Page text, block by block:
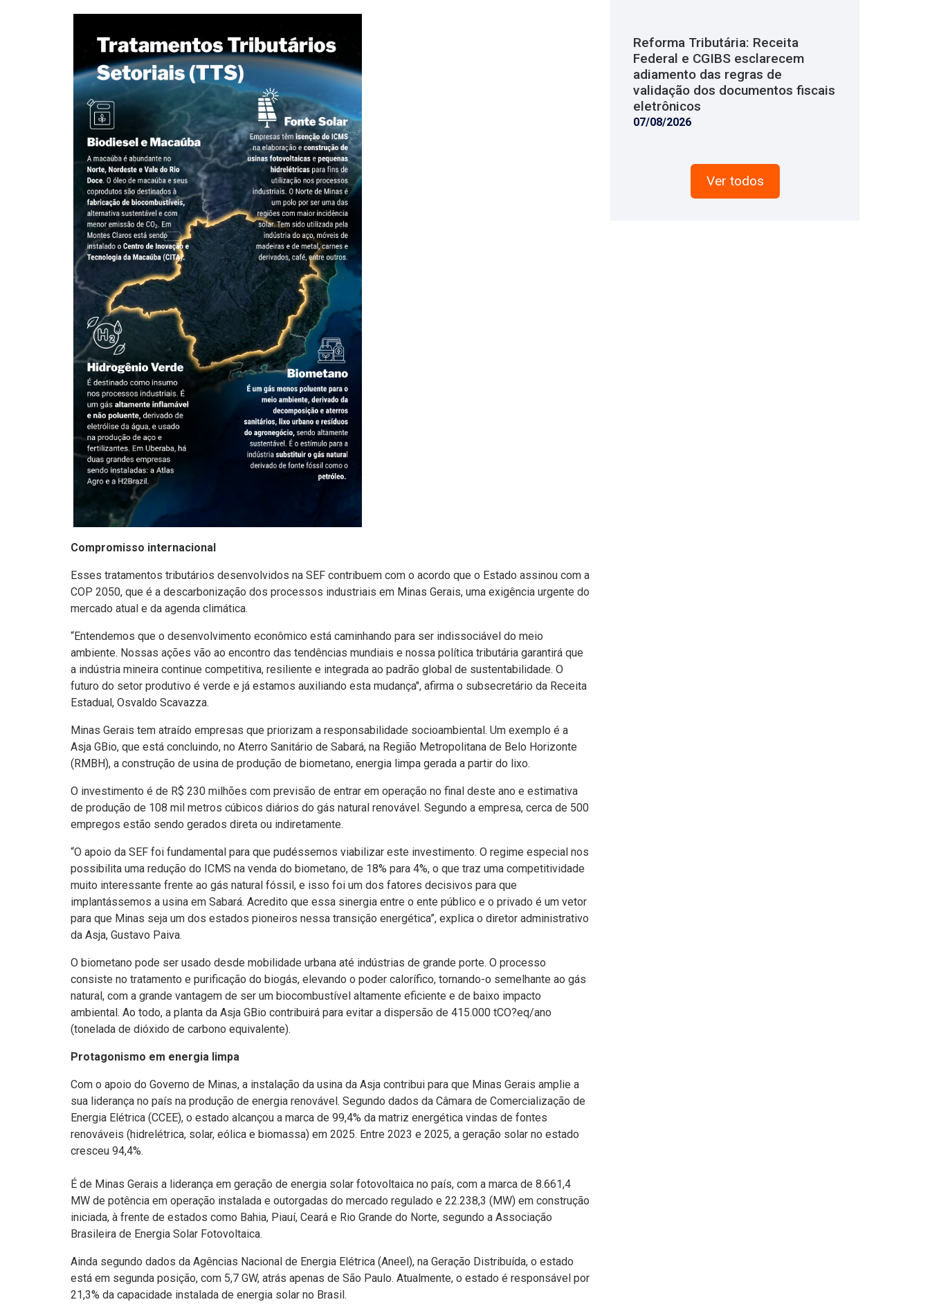
Compromisso internacional
Esses tratamentos tributários desenvolvidos na SEF contribuem com o acordo que o Estado assinou com a
COP 2050, que é a descarbonização dos processos industriais em Minas Gerais, uma exigência urgente do
mercado atual e da agenda climática.
“Entendemos que o desenvolvimento econômico está caminhando para ser indissociável do meio
ambiente. Nossas ações vão ao encontro das tendências mundiais e nossa política tributária garantirá que
a indústria mineira continue competitiva, resiliente e integrada ao padrão global de sustentabilidade. O
futuro do setor produtivo é verde e já estamos auxiliando esta mudança", afirma o subsecretário da Receita
Estadual, Osvaldo Scavazza.
Minas Gerais tem atraído empresas que priorizam a responsabilidade socioambiental. Um exemplo é a
Asja GBio, que está concluindo, no Aterro Sanitário de Sabará, na Região Metropolitana de Belo Horizonte
(RMBH), a construção de usina de produção de biometano, energia limpa gerada a partir do lixo.
O investimento é de R$ 230 milhões com previsão de entrar em operação no final deste ano e estimativa
de produção de 108 mil metros cúbicos diários do gás natural renovável. Segundo a empresa, cerca de 500
empregos estão sendo gerados direta ou indiretamente.
“O apoio da SEF foi fundamental para que pudéssemos viabilizar este investimento. O regime especial nos
possibilita uma redução do ICMS na venda do biometano, de 18% para 4%, o que traz uma competitividade
muito interessante frente ao gás natural fóssil, e isso foi um dos fatores decisivos para que
implantássemos a usina em Sabará. Acredito que essa sinergia entre o ente público e o privado é um vetor
para que Minas seja um dos estados pioneiros nessa transição energética”, explica o diretor administrativo
da Asja, Gustavo Paiva.
O biometano pode ser usado desde mobilidade urbana até indústrias de grande porte. O processo
consiste no tratamento e purificação do biogás, elevando o poder calorífico, tornando-o semelhante ao gás
natural, com a grande vantagem de ser um biocombustível altamente eficiente e de baixo impacto
ambiental. Ao todo, a planta da Asja GBio contribuirá para evitar a dispersão de 415.000 tCO?eq/ano
(tonelada de dióxido de carbono equivalente).
Protagonismo em energia limpa
Com o apoio do Governo de Minas, a instalação da usina da Asja contribui para que Minas Gerais amplie a
sua liderança no país na produção de energia renovável. Segundo dados da Câmara de Comercialização de
Energia Elétrica (CCEE), o estado alcançou a marca de 99,4% da matriz energética vindas de fontes
renováveis (hidrelétrica, solar, eólica e biomassa) em 2025. Entre 2023 e 2025, a geração solar no estado
cresceu 94,4%.
É de Minas Gerais a liderança em geração de energia solar fotovoltaica no país, com a marca de 8.661,4
MW de potência em operação instalada e outorgadas do mercado regulado e 22.238,3 (MW) em construção
iniciada, à frente de estados como Bahia, Piauí, Ceará e Rio Grande do Norte, segundo a Associação
Brasileira de Energia Solar Fotovoltaica.
Ainda segundo dados da Agências Nacional de Energia Elétrica (Aneel), na Geração Distribuída, o estado
está em segunda posição, com 5,7 GW, atrás apenas de São Paulo. Atualmente, o estado é responsável por
21,3% da capacidade instalada de energia solar no Brasil.
Reforma Tributária: Receita
Federal e CGIBS esclarecem
adiamento das regras de
validação dos documentos fiscais
eletrônicos
07/08/2026
Ver todos